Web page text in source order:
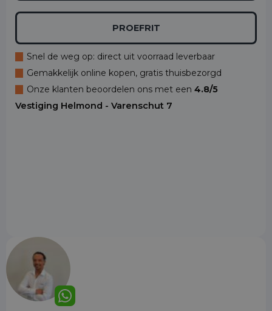
PROEFRIT
Snel de weg op: direct uit voorraad leverbaar
Gemakkelijk online kopen, gratis thuisbezorgd
Onze klanten beoordelen ons met een 4.8/5
Vestiging Helmond - Varenschut 7